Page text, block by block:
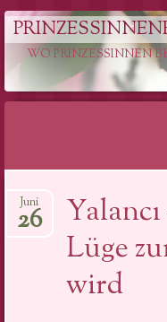
WO PRINZESSINNEN
zum
Lüge
wird
Juni
26